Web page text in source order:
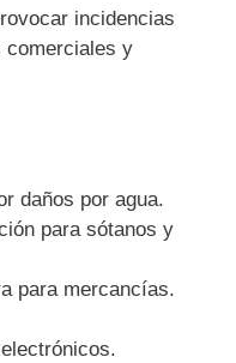
incidencias
comerciales y
daños por agua.
para sótanos y
para mercancías.